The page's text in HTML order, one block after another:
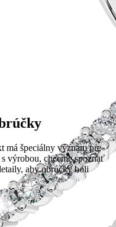
má špeciálny význam pre
výrobou, chceme spoznať
aby obrúčky boli